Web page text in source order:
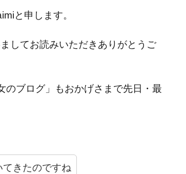
と申します。
してお読みいただきありがとうご
のブログ」もおかげさまで先日・最
きたのですね